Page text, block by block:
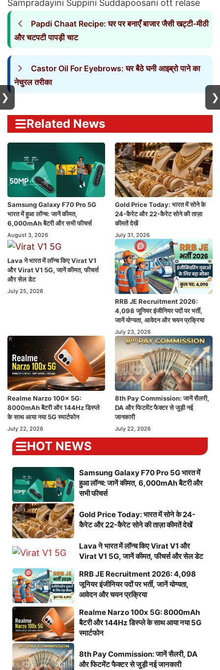
Sampradayini Suppini Suddapoosani ott relase
Papdi Chaat Recipe: घर पर बनाएँ बाजार जैसी खट्टी-मीठी
और चटपटी पापड़ी चाट
Castor Oil For Eyebrows: घर बैठे घनी आइब्रो पाने का
नेचुरल तरीका
Related News
Samsung Galaxy F70 Pro 5G
भारत में हुआ लॉन्च: जानें कीमत,
6,000mAh बैटरी और सभी फीचर्स
August 3, 2026
Gold Price Today: भारत में सोने के
24-कैरेट और 22-कैरेट सोने की ताज़ा
कीमतें देखें
July 31, 2026
Lava ने भारत में लॉन्च किए Virat V1
और Virat V1 5G, जानें कीमत, फीचर्स
और सेल डेट
July 25, 2026
RRB JE Recruitment 2026:
4,098 जूनियर इंजीनियर पदों पर भर्ती,
जानें योग्यता, आवेदन और चयन प्रक्रिया
July 23, 2026
Realme Narzo 100x 5G:
8000mAh बैटरी और 144Hz डिस्प्ले
के साथ आया नया 5G स्मार्टफोन
July 22, 2026
8th Pay Commission: जानें सैलरी,
DA और फिटमेंट फैक्टर से जुड़ी नई
जानकारी
July 22, 2026
HOT NEWS
Samsung Galaxy F70 Pro 5G भारत में
हुआ लॉन्च: जानें कीमत, 6,000mAh बैटरी और
सभी फीचर्स
Gold Price Today: भारत में सोने के 24-
कैरेट और 22-कैरेट सोने की ताज़ा कीमतें देखें
Lava ने भारत में लॉन्च किए Virat V1 और
Virat V1 5G, जानें कीमत, फीचर्स और सेल डेट
RRB JE Recruitment 2026: 4,098
जूनियर इंजीनियर पदों पर भर्ती, जानें योग्यता,
आवेदन और चयन प्रक्रिया
Realme Narzo 100x 5G: 8000mAh
बैटरी और 144Hz डिस्प्ले के साथ आया नया 5G
स्मार्टफोन
8th Pay Commission: जानें सैलरी, DA
और फिटमेंट फैक्टर से जुड़ी नई जानकारी
❯ ❯